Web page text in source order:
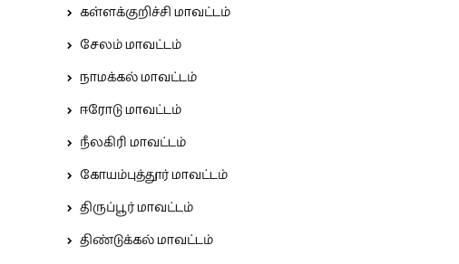
கள்ளக்குறிச்சி மாவட்டம்
சேலம் மாவட்டம்
நாமக்கல் மாவட்டம்
ஈரோடு மாவட்டம்
நீலகிரி மாவட்டம்
கோயம்புத்தூர் மாவட்டம்
திருப்பூர் மாவட்டம்
திண்டுக்கல் மாவட்டம்